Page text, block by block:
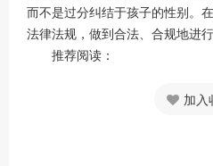
而不是过分纠结于孩子的性别。
法律法规，做到合法、合规地进行
推荐阅读：
加入